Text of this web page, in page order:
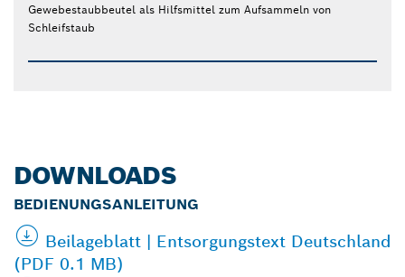
Gewebestaubbeutel als Hilfsmittel zum Aufsammeln von
Schleifstaub
DOWNLOADS
BEDIENUNGSANLEITUNG
Beilageblatt | Entsorgungstext Deutschland
(PDF 0.1 MB)